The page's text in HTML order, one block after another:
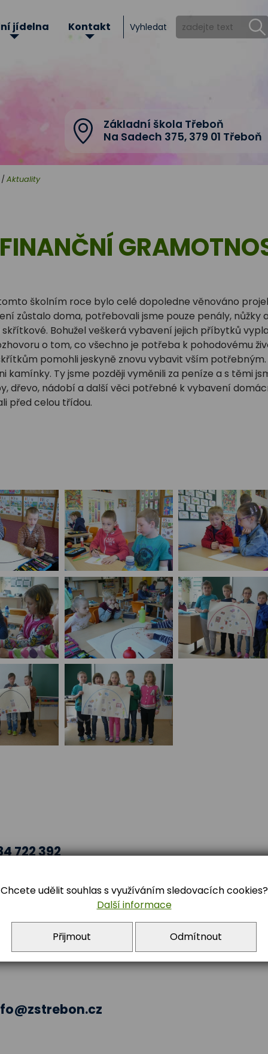
Základní škola Třeboň
Na Sadech 375,379 01 Třeboň
jídelna Kontakt Vyhledat
/ Aktuality
školním roce bylo celé dopoledne věnováno
zůstalo doma, potřebovali jsme pouze penály, nůžky
Bohužel veškerá vybavení jejich příbytků
o tom, co všechno je potřeba k pohodovému
pomohli jeskyně znovu vybavit vším potřebným.
kamínky. Ty jsme později vyměnili za peníze a s těmi
dřevo, nádobí a další věci potřebné k vybavení
před celou třídou.
722 392
Chcete udělit souhlas s využíváním sledovacích cookies?
Další informace
Přijmout Odmítnout